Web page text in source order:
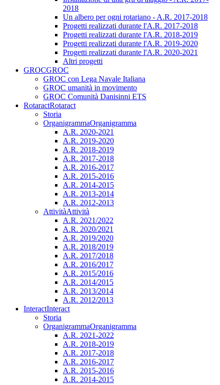
2018
Un albero per ogni rotariano - A.R. 2017-2018
Progetti realizzati durante l'A.R. 2017-2018
Progetti realizzati durante l'A.R. 2018-2019
Progetti realizzati durante l'A.R. 2019-2020
Progetti realizzati durante l'A.R. 2020-2021
Altri progetti
GROCGROC
GROC con Lega Navale Italiana
GROC umanità in movimento
GROC Comunità Danisinni ETS
RotaractRotaract
Storia
OrganigrammaOrganigramma
A.R. 2020-2021
A.R. 2019-2020
A.R. 2018-2019
A.R. 2017-2018
A.R. 2016-2017
A.R. 2015-2016
A.R. 2014-2015
A.R. 2013-2014
A.R. 2012-2013
AttivitàAttività
A.R. 2021/2022
A.R. 2020/2021
A.R. 2019/2020
A.R. 2018/2019
A.R. 2017/2018
A.R. 2016/2017
A.R. 2015/2016
A.R. 2014/2015
A.R. 2013/2014
A.R. 2012/2013
InteractInteract
Storia
OrganigrammaOrganigramma
A.R. 2021-2022
A.R. 2018-2019
A.R. 2017-2018
A.R. 2016-2017
A.R. 2015-2016
A.R. 2014-2015